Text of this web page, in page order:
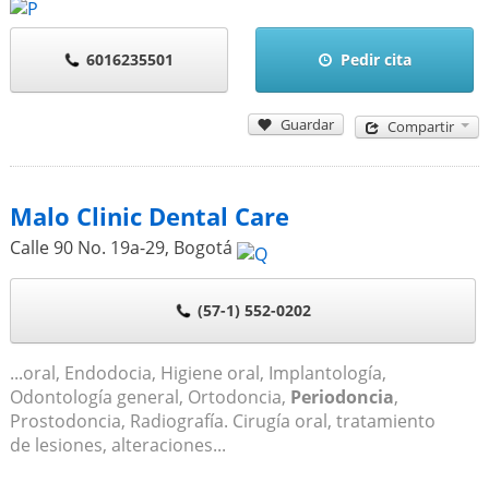
6016235501 Pedir cita
Guardar Compartir
Malo Clinic Dental Care
Calle 90 No. 19a-29, Bogotá
(57-1) 552-0202
...oral, Endodocia, Higiene oral, Implantología,
Odontología general, Ortodoncia, Periodoncia,
Prostodoncia, Radiografía. Cirugía oral, tratamiento
de lesiones, alteraciones...